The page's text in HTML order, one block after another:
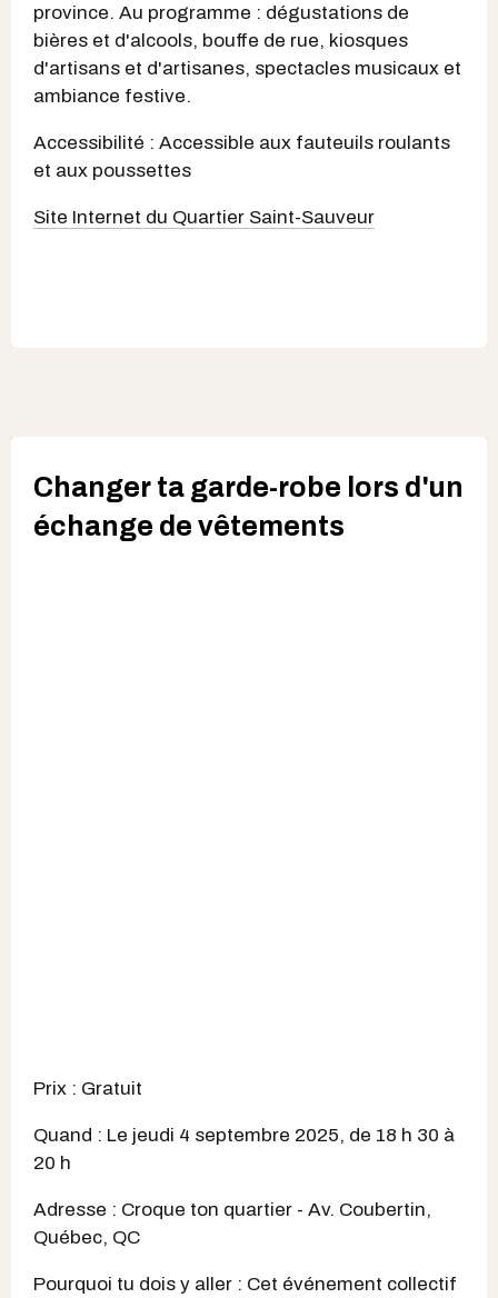
province. Au programme : dégustations de
bières et d'alcools, bouffe de rue, kiosques
d'artisans et d'artisanes, spectacles musicaux et
ambiance festive.
Accessibilité : Accessible aux fauteuils roulants
et aux poussettes
Site Internet du Quartier Saint-Sauveur
Changer ta garde-robe lors d'un
échange de vêtements
Prix : Gratuit
Quand : Le jeudi 4 septembre 2025, de 18 h 30 à
20 h
Adresse : Croque ton quartier - Av. Coubertin,
Québec, QC
Pourquoi tu dois y aller : Cet événement collectif